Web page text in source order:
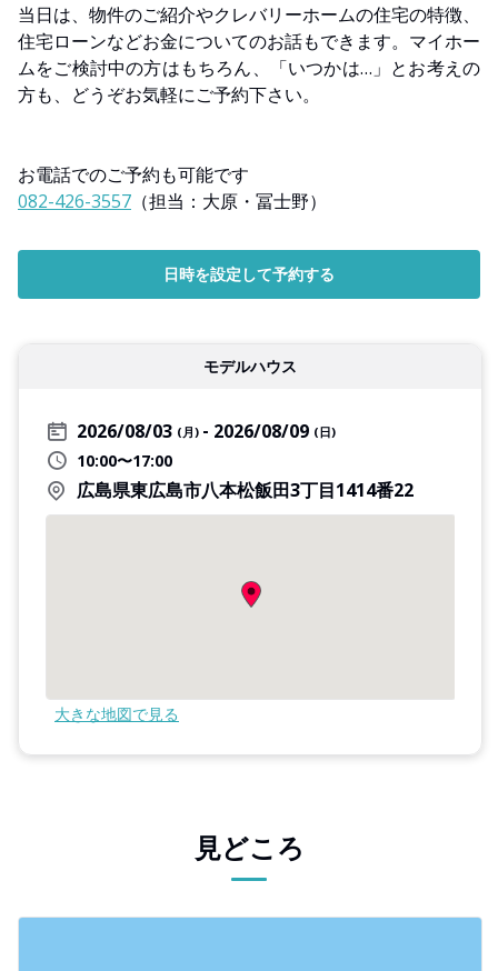
当日は、物件のご紹介やクレバリーホームの住宅の特徴、
住宅ローンなどお金についてのお話もできます。マイホー
ムをご検討中の方はもちろん、「いつかは…」とお考えの
方も、どうぞお気軽にご予約下さい。
お電話でのご予約も可能です
082-426-3557 （担当：大原・冨士野）
日時を設定して予約する
モデルハウス
2026/08/03 (月) 2026/08/09 (日)
10:00〜17:00
広島県東広島市八本松飯田3丁目1414番22
大きな地図で見る
見どころ